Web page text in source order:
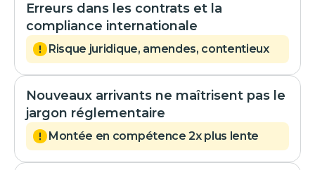
Erreurs dans les contrats et la
compliance internationale
Risque juridique, amendes, contentieux
Nouveaux arrivants ne maîtrisent pas le
jargon réglementaire
Montée en compétence 2x plus lente